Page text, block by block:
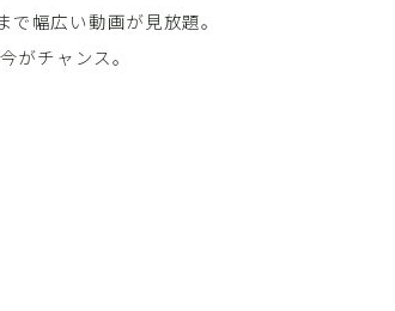
幅広い動画が見放題。
がチャンス。